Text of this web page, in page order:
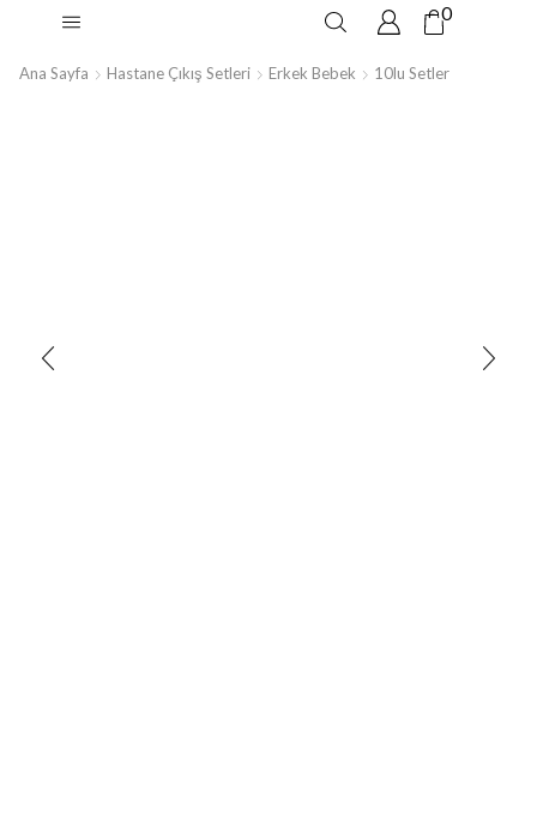
0
Ana Sayfa Hastane Çıkış Setleri Erkek Bebek 10lu Setler